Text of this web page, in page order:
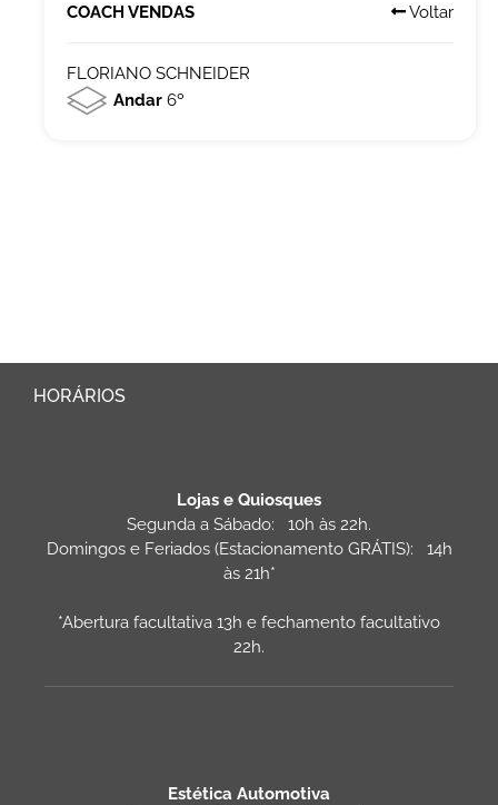
COACH VENDAS Voltar
FLORIANO SCHNEIDER
Andar6º
HORÁRIOS
Lojas e Quiosques
Segunda a Sábado: 10h às 22h.
Domingos e Feriados (Estacionamento GRÁTIS): 14h
às 21h*
*Abertura facultativa 13h e fechamento facultativo
22h.
Estética Automotiva